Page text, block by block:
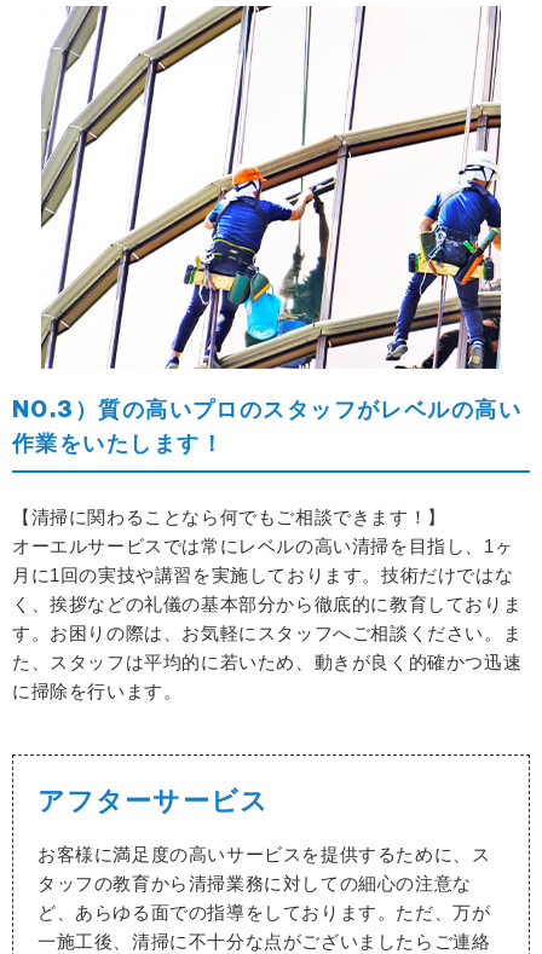
NO.3）質の高いプロのスタッフがレベルの高い
作業をいたします！
【清掃に関わることなら何でもご相談できます！】
オーエルサービスでは常にレベルの高い清掃を目指し、1ヶ
月に1回の実技や講習を実施しております。 技術だけではな
く、挨拶などの礼儀の基本部分から徹底的に教育しておりま
す。お困りの際は、お気軽にスタッフへご相談ください。
ま
た、スタッフは平均的に若いため、動きが良く的確かつ迅速
に掃除を行います。
アフターサービス
お客様に満足度の高いサービスを提供するために、ス
タッフの教育から清掃業務に対しての細心の注意な
ど、あらゆる面での指導をしております。ただ、万が
一施工後、清掃に不十分な点がございましたらご連絡